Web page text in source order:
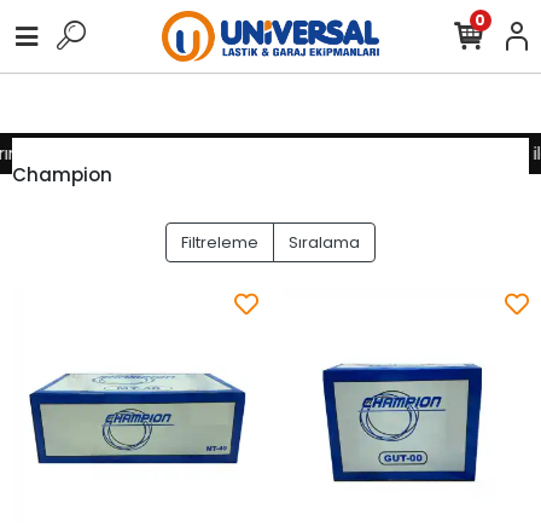
için lütfen iletişime geçiniz Toptan alımlarınız için lütfen
0
Champion
Filtreleme Sıralama